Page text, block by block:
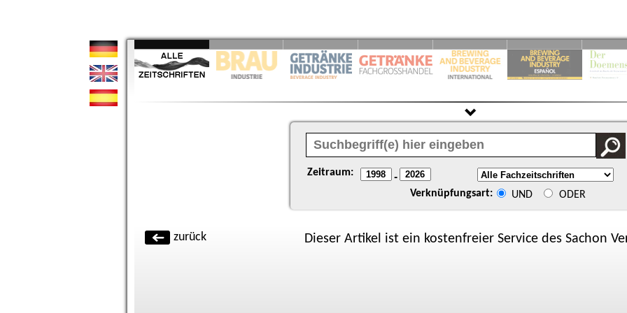
Zeitraum: -
Verknüpfungsart: UND ODER
zurück Dieser Artikel ist ein kostenfreier Service des Sachon